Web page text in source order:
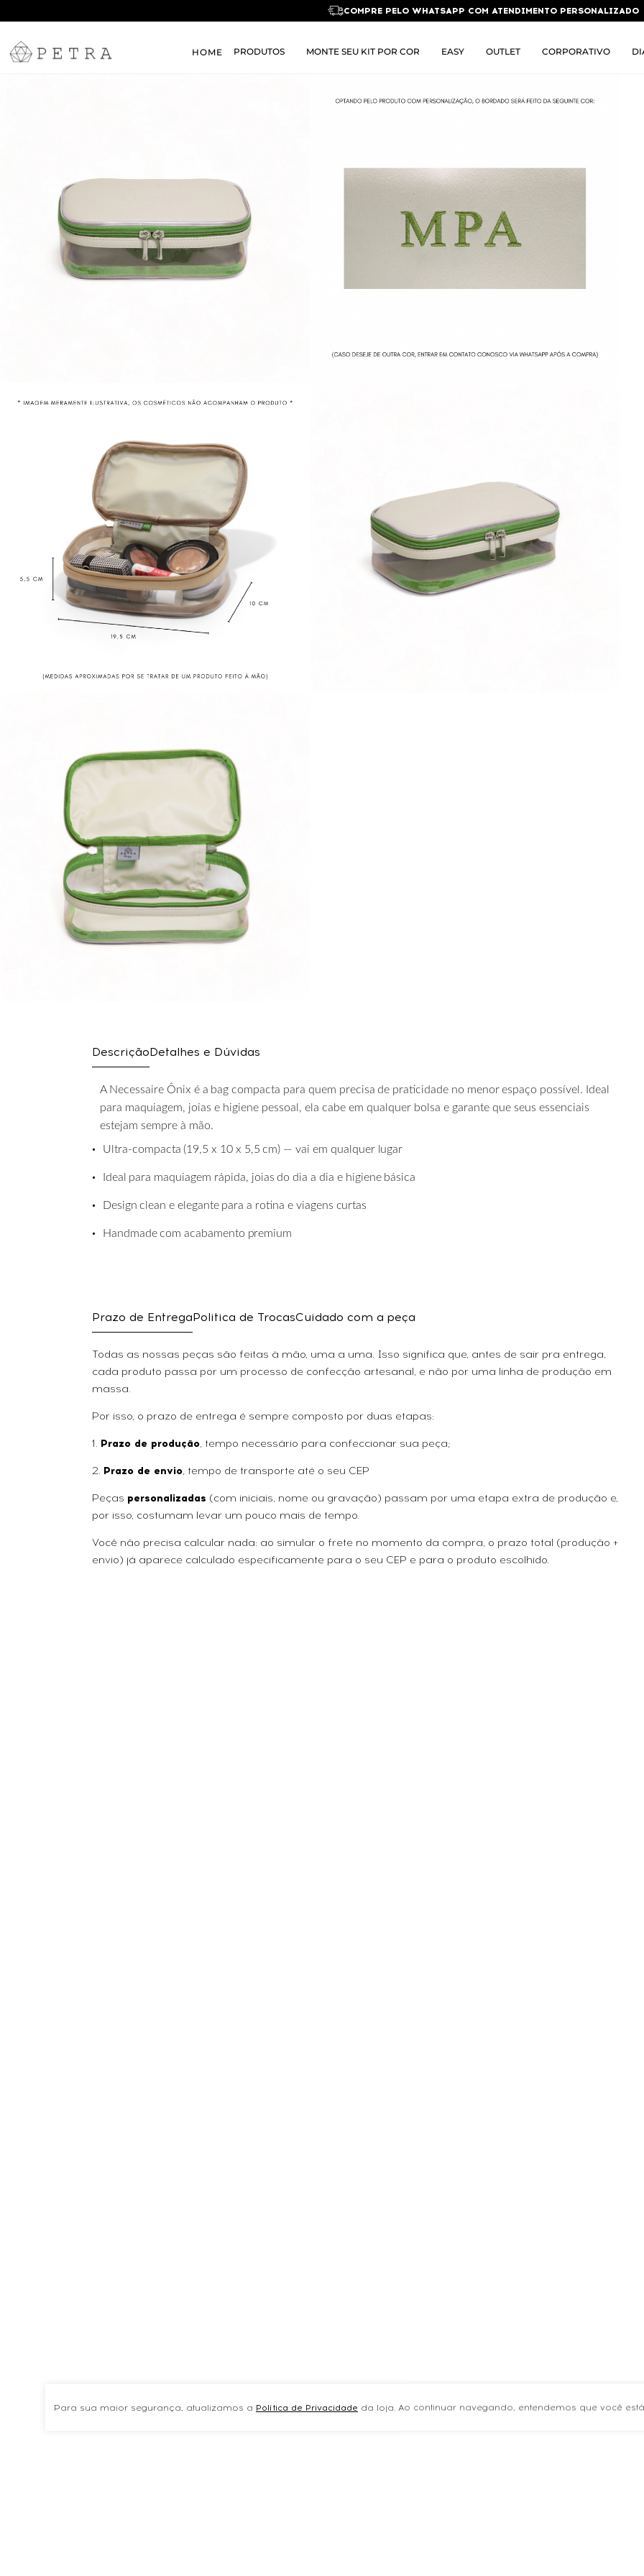
Para sua maior segurança, atualizamos a Política de Privacidade da loja. Ao continuar navegando, entendemos que você
COMPRE PELO WHATSAPP COM ATENDIMENTO PERSONALIZADO
HOME PRODUTOS MONTE SEU KIT POR COR EASY OUTLET CORPORATIVO
DescriçãoDetalhes e Dúvidas
A Necessaire Ônix é a bag compacta para quem precisa de praticidade no menor espaço possível. Ideal
para maquiagem, joias e higiene pessoal, ela cabe em qualquer bolsa e garante que seus essenciais
estejam sempre à mão.
• Ultra-compacta (19,5 x 10 x 5,5 cm) — vai em qualquer lugar
• Ideal para maquiagem rápida, joias do dia a dia e higiene básica
• Design clean e elegante para a rotina e viagens curtas
• Handmade com acabamento premium
Prazo de EntregaPolitica de TrocasCuidado com a peça
Todas as nossas peças são feitas à mão, uma a uma. Isso significa que, antes de sair pra entrega,
cada produto passa por um processo de confecção artesanal, e não por uma linha de produção em
massa.
Por isso, o prazo de entrega é sempre composto por duas etapas:
1. Prazo de produção, tempo necessário para confeccionar sua peça;
2. Prazo de envio, tempo de transporte até o seu CEP
Peças personalizadas (com iniciais, nome ou gravação) passam por uma etapa extra de produção e,
por isso, costumam levar um pouco mais de tempo.
Você não precisa calcular nada: ao simular o frete no momento da compra, o prazo total (produção +
envio) já aparece calculado especificamente para o seu CEP e para o produto escolhido.